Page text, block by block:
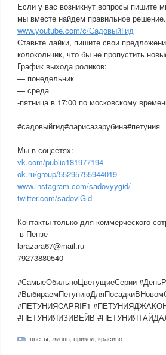
Если у вас возникнут вопросы пишите
мы вместе найдем правильное
www.youtube.com/c/СадовыйГид
Ставьте лайки, пишите свои
колокольчик, что бы не пропустить
График выхода роликов:
— понедельник
— среда
-пятница в 17:00 по московскому
#садовыйгид#ларисазарубина#петуния
Мы в соцсетях:
vk.com/public181977194
ok.ru/group/55295755944019
www.instagram.com/sadovyygid/
twitter.com/sadoviGid
Контакты только для коммерческого
-в Пензе
larazara67@mail.ru
79273880540
#СамыеОбильноЦветущиеСерии
#ПЕТУНИЯCAPRIF1
#ПЕТУНИЯИЗИВЕЙВ
цветы жизнь прикол красиво